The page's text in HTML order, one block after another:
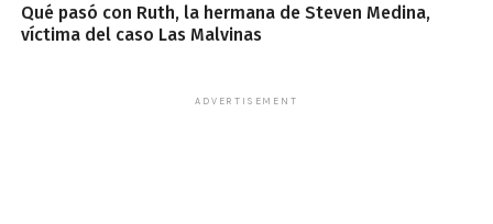
Qué pasó con Ruth, la hermana de Steven Medina,
víctima del caso Las Malvinas
ADVERTISEMENT